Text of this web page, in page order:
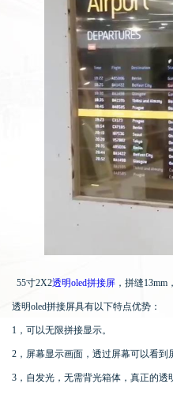
55寸2X2透明oled拼接屏 ，拼缝
透明oled拼接屏具有以下特点优势：
1，可以无限拼接显示。
2，屏幕显示画面，透过屏幕可以看到
3，自发光，无需背光箱体，真正的透